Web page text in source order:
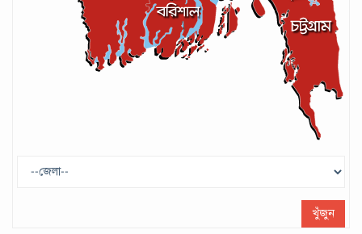
গণপরিবহনে সেবার মান বাড়ানোর দাবি ইমনের
সেপ্টেম্বর ১৩, ২০২৪
ট্রাম্প প্রশাসন ছাড়ার ঘোষণা ধনকুবের ইলন
খুঁজুন